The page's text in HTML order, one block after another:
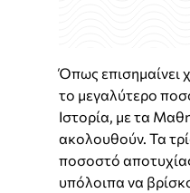
Όπως επισημαίνει
το μεγαλύτερο
Ιστορία, με τα
ακολουθούν. Τα
ποσοστό
υπόλοιπα να